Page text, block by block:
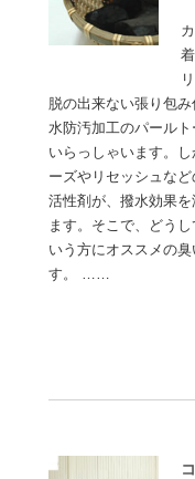
脱の出来ない張り包
水防汚加工のパール
いらっしゃいます。
ーズやリセッシュな
活性剤が、撥水効果
ます。そこで、どう
いう方にオススメの
す。 ……